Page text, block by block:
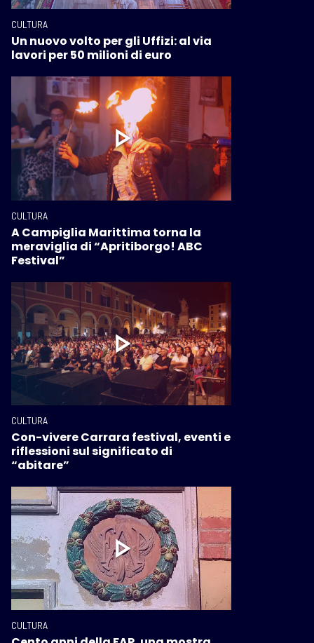
CULTURA
Un nuovo volto per gli Uffizi: al via
lavori per 50 milioni di euro
CULTURA
A Campiglia Marittima torna la
meraviglia di “Apritiborgo! ABC
Festival”
CULTURA
Con-vivere Carrara festival, eventi e
riflessioni sul significato di
“abitare”
CULTURA